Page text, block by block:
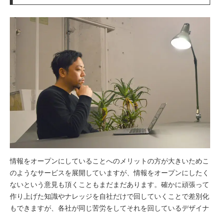
情報をオープンにしていることへのメリットの方が大きいためこ
のようなサービスを展開していますが、情報をオープンにしたく
ないという意見も頂くこともまだまだあります。確かに頑張って
作り上げた知識やナレッジを自社だけで回していくことで差別化
もできますが、各社が同じ苦労をしてそれを回しているデザイナ